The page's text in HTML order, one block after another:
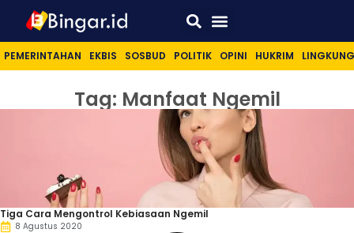
PEMERINTAHAN EKBIS SOSBUD POLITIK OPINI HUKRIM
Tag: Manfaat Ngemil
Tiga Cara Mengontrol Kebiasaan Ngemil
8 Agustus 2020